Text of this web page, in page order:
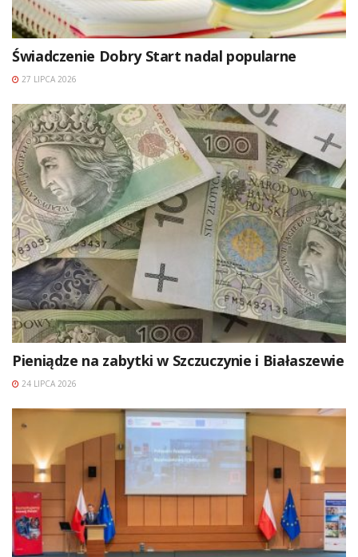
Świadczenie Dobry Start nadal popularne
27 LIPCA 2026
Pieniądze na zabytki w Szczuczynie i Białaszewie
24 LIPCA 2026